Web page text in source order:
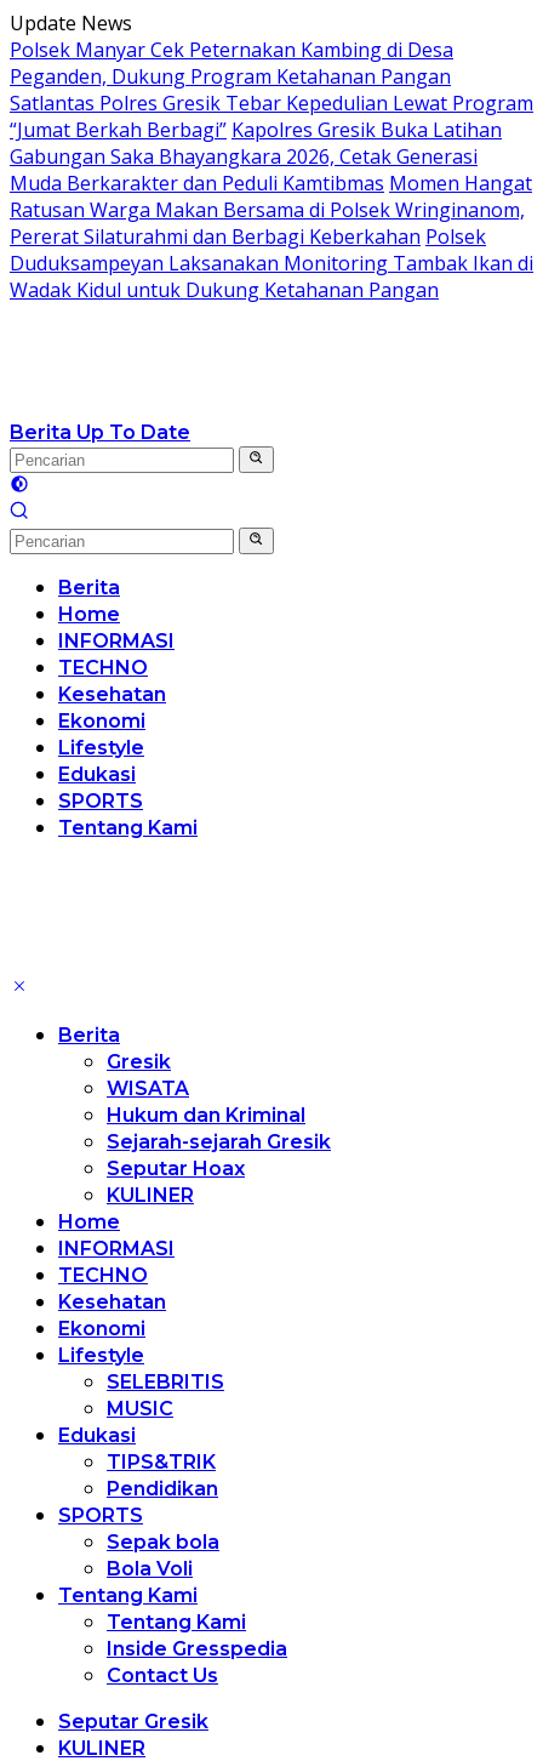
Langsung
ke
konten
Update News
Polsek Manyar Cek Peternakan Kambing di Desa
Peganden, Dukung Program Ketahanan Pangan
Satlantas Polres Gresik Tebar Kepedulian Lewat Program
“Jumat Berkah Berbagi” Kapolres Gresik Buka Latihan
Gabungan Saka Bhayangkara 2026, Cetak Generasi
Muda Berkarakter dan Peduli Kamtibmas Momen Hangat
Ratusan Warga Makan Bersama di Polsek Wringinanom,
Pererat Silaturahmi dan Berbagi Keberkahan Polsek
Duduksampeyan Laksanakan Monitoring Tambak Ikan di
Wadak Kidul untuk Dukung Ketahanan Pangan
Berita Up To Date
Berita
Home
INFORMASI
TECHNO
Kesehatan
Ekonomi
Lifestyle
Edukasi
SPORTS
Tentang Kami
Berita
Gresik
WISATA
Hukum dan Kriminal
Sejarah-sejarah Gresik
Seputar Hoax
KULINER
Home
INFORMASI
TECHNO
Kesehatan
Ekonomi
Lifestyle
SELEBRITIS
MUSIC
Edukasi
TIPS&TRIK
Pendidikan
SPORTS
Sepak bola
Bola Voli
Tentang Kami
Tentang Kami
Inside Gresspedia
Contact Us
Seputar Gresik
KULINER